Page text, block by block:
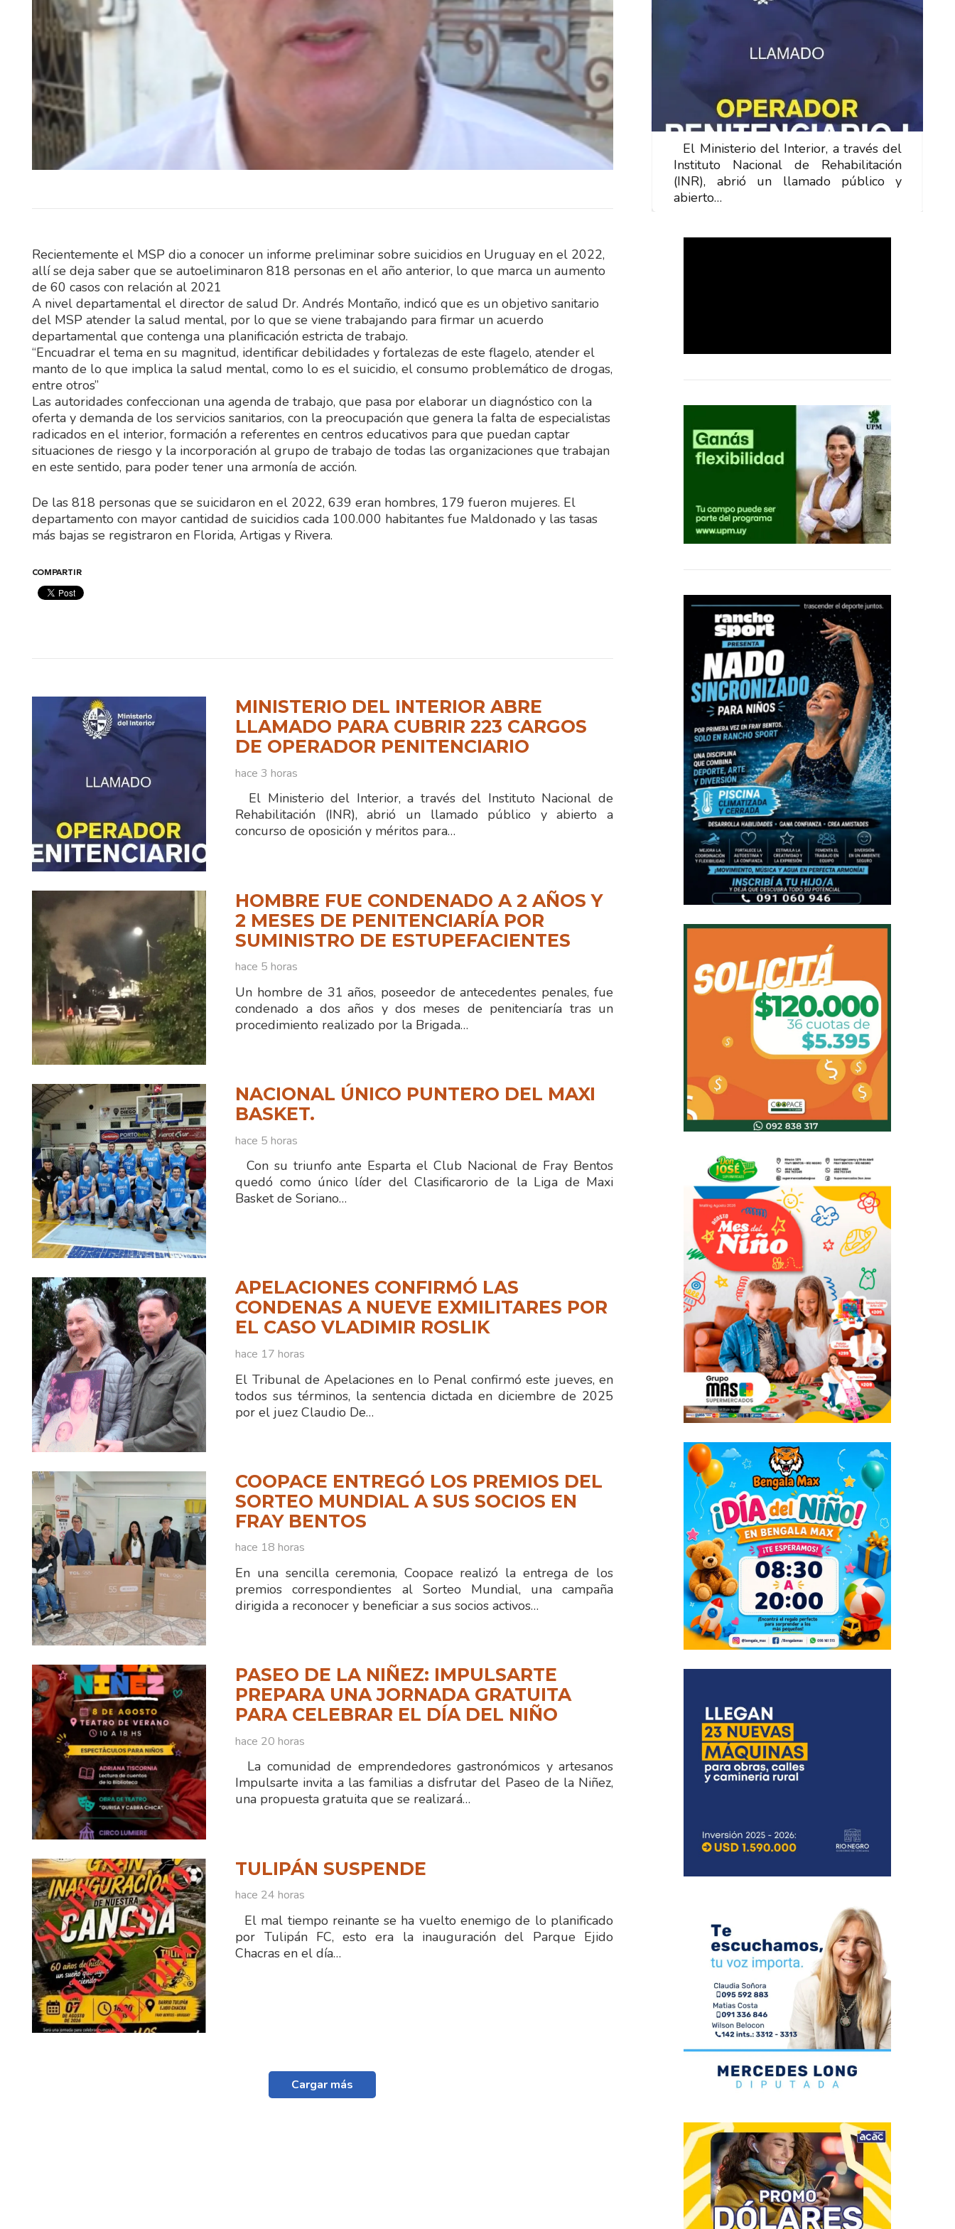
Recientemente el MSP dio a conocer un informe preliminar sobre suicidios en Uruguay en el 2022,
allí se deja saber que se autoeliminaron 818 personas en el año anterior, lo que marca un aumento
de 60 casos con relación al 2021
A nivel departamental el director de salud Dr. Andrés Montaño, indicó que es un objetivo sanitario
del MSP atender la salud mental, por lo que se viene trabajando para firmar un acuerdo
departamental que contenga una planificación estricta de trabajo.
“Encuadrar el tema en su magnitud, identificar debilidades y fortalezas de este flagelo, atender el
manto de lo que implica la salud mental, como lo es el suicidio, el consumo problemático de drogas,
entre otros”
Las autoridades confeccionan una agenda de trabajo, que pasa por elaborar un diagnóstico con la
oferta y demanda de los servicios sanitarios, con la preocupación que genera la falta de especialistas
radicados en el interior, formación a referentes en centros educativos para que puedan captar
situaciones de riesgo y la incorporación al grupo de trabajo de todas las organizaciones que trabajan
en este sentido, para poder tener una armonía de acción.
De las 818 personas que se suicidaron en el 2022, 639 eran hombres, 179 fueron mujeres. El
departamento con mayor cantidad de suicidios cada 100.000 habitantes fue Maldonado y las tasas
más bajas se registraron en Florida, Artigas y Rivera.
COMPARTIR
MINISTERIO DEL INTERIOR ABRE
LLAMADO PARA CUBRIR 223 CARGOS
DE OPERADOR PENITENCIARIO
hace 3 horas
El Ministerio del Interior, a través del Instituto Nacional de
Rehabilitación (INR), abrió un llamado público y abierto a
concurso de oposición y méritos para…
HOMBRE FUE CONDENADO A 2 AÑOS Y
2 MESES DE PENITENCIARÍA POR
SUMINISTRO DE ESTUPEFACIENTES
hace 5 horas
Un hombre de 31 años, poseedor de antecedentes penales, fue
condenado a dos años y dos meses de penitenciaría tras un
procedimiento realizado por la Brigada…
NACIONAL ÚNICO PUNTERO DEL MAXI
BASKET.
hace 5 horas
Con su triunfo ante Esparta el Club Nacional de Fray Bentos
quedó como único líder del Clasificarorio de la Liga de Maxi
Basket de Soriano…
APELACIONES CONFIRMÓ LAS
CONDENAS A NUEVE EXMILITARES POR
EL CASO VLADIMIR ROSLIK
hace 17 horas
El Tribunal de Apelaciones en lo Penal confirmó este jueves, en
todos sus términos, la sentencia dictada en diciembre de 2025
por el juez Claudio De…
COOPACE ENTREGÓ LOS PREMIOS DEL
SORTEO MUNDIAL A SUS SOCIOS EN
FRAY BENTOS
hace 18 horas
En una sencilla ceremonia, Coopace realizó la entrega de los
premios correspondientes al Sorteo Mundial, una campaña
dirigida a reconocer y beneficiar a sus socios activos…
PASEO DE LA NIÑEZ: IMPULSARTE
PREPARA UNA JORNADA GRATUITA
PARA CELEBRAR EL DÍA DEL NIÑO
hace 20 horas
La comunidad de emprendedores gastronómicos y artesanos
Impulsarte invita a las familias a disfrutar del Paseo de la Niñez,
una propuesta gratuita que se realizará…
TULIPÁN SUSPENDE
hace 24 horas
El mal tiempo reinante se ha vuelto enemigo de lo planificado
por Tulipán FC, esto era la inauguración del Parque Ejido
Chacras en el día…
Cargar más
El Ministerio del Interior, a través del
Instituto Nacional de Rehabilitación
El Ministerio del Interior, a través del
Instituto Nacional de Rehabilitación
El Ministerio del Interior, a través del
Instituto Nacional de Rehabilitación
(INR), abrió un llamado público y
abierto…